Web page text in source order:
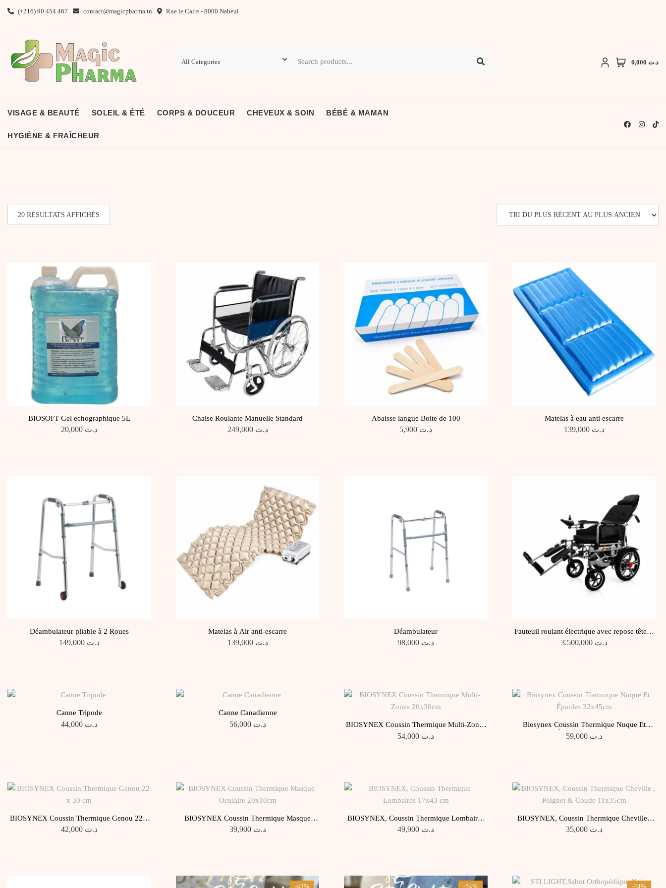
(+216) 90 454 467 contact@magicpharma.tn Rue le Caire - 8000 Nabeul
د.ت 0,000
VISAGE & BEAUTÉ SOLEIL & ÉTÉ CORPS & DOUCEUR CHEVEUX & SOIN BÉBÉ & MAMAN
HYGIÈNE & FRAÎCHEUR
20 RÉSULTATS AFFICHÉS
DU
PLUS
ANCIEN
BIOSOFT Gel echographique 5L
د.ت 20,000
Chaise Roulante Manuelle Standard
د.ت 249,000
Abaisse langue Boite de 100
د.ت
Matelas à eau anti escarre
د.ت 139,000
Déambulateur pliable à 2 Roues
د.ت 149,000
Matelas à Air anti-escarre
د.ت 139,000
Déambulateur
د.ت
Fauteuil roulant électrique avec repose tête et
repose Mollet
د.ت 3.500,000
Canne Tripode
د.ت 44,000
Canne Canadienne
د.ت 56,000
BIOSYNEX Coussin Thermique Multi-Zones
20x30cmد.ت
Biosynex Coussin Thermique Nuque Et
Épaules 32x45cm
د.ت 59,000
BIOSYNEX Coussin Thermique Genou 22 x
30 cmد.ت 42,000
BIOSYNEX Coussin Thermique Masque
Oculaire 20x10cm
د.ت 39,900
BIOSYNEX, Coussin Thermique Lombaires
17×43 cmد.ت
BIOSYNEX, Coussin Thermique Cheville ,
Poignet & Coude 11x35cm
د.ت 35,000
-43% -24% -24%